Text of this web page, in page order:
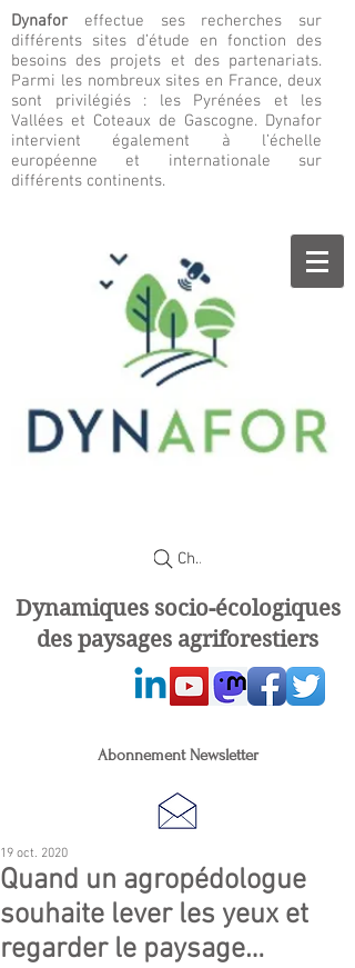
Dynafor effectue ses recherches sur
différents sites d’étude en fonction des
besoins des projets et des partenariats.
Parmi les nombreux sites en France, deux
sont privilégiés : les Pyrénées et les
Vallées et Coteaux de Gascogne. Dynafor
intervient également à l’échelle
européenne et internationale sur
différents continents.
Chercher
Dynamiques socio-écologiques
des paysages agriforestiers
Abonnement Newsletter
Quand un agropédologue
souhaite lever les yeux et
regarder le paysage…
19 oct. 2020